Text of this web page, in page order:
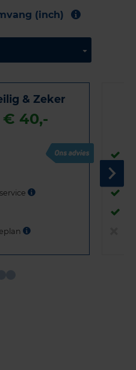
(inch)
& Zeker
€ 40,-